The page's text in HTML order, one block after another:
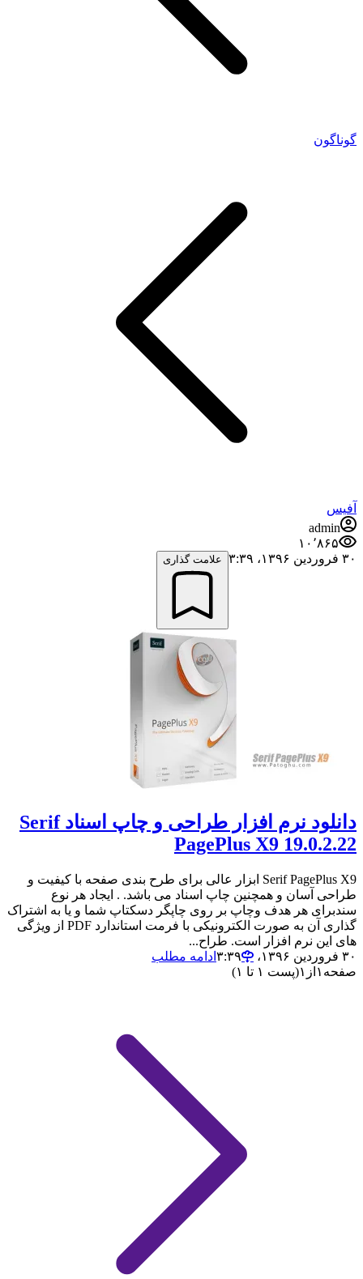
گوناگون
آفیس
admin
۱۰٬۸۶۵
۳۰ فروردین ۱۳۹۶،‏ ۳:۳۹
علامت گذاری
دانلود نرم افزار طراحی و چاپ اسناد Serif
PagePlus X9 19.0.2.22
Serif PagePlus X9 ابزار عالی برای طرح بندی صفحه با کیفیت و
طراحی آسان و همچنین چاپ اسناد می باشد. . ایجاد هر نوع
سندبرای هر هدف وچاپ بر روی چاپگر دسکتاپ شما و یا به اشتراک
گذاری آن به صورت الکترونیکی با فرمت استاندارد PDF از ویژگی
های این نرم افزار است. طراح...
۳۰ فروردین ۱۳۹۶،‏ ۳:۳۹
ادامه مطلب
صفحه ۱ از ۱(پست ۱ تا ۱)